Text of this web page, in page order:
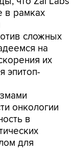
в рамках
сложных
на
их
эпитоп-
онкологии
в
для